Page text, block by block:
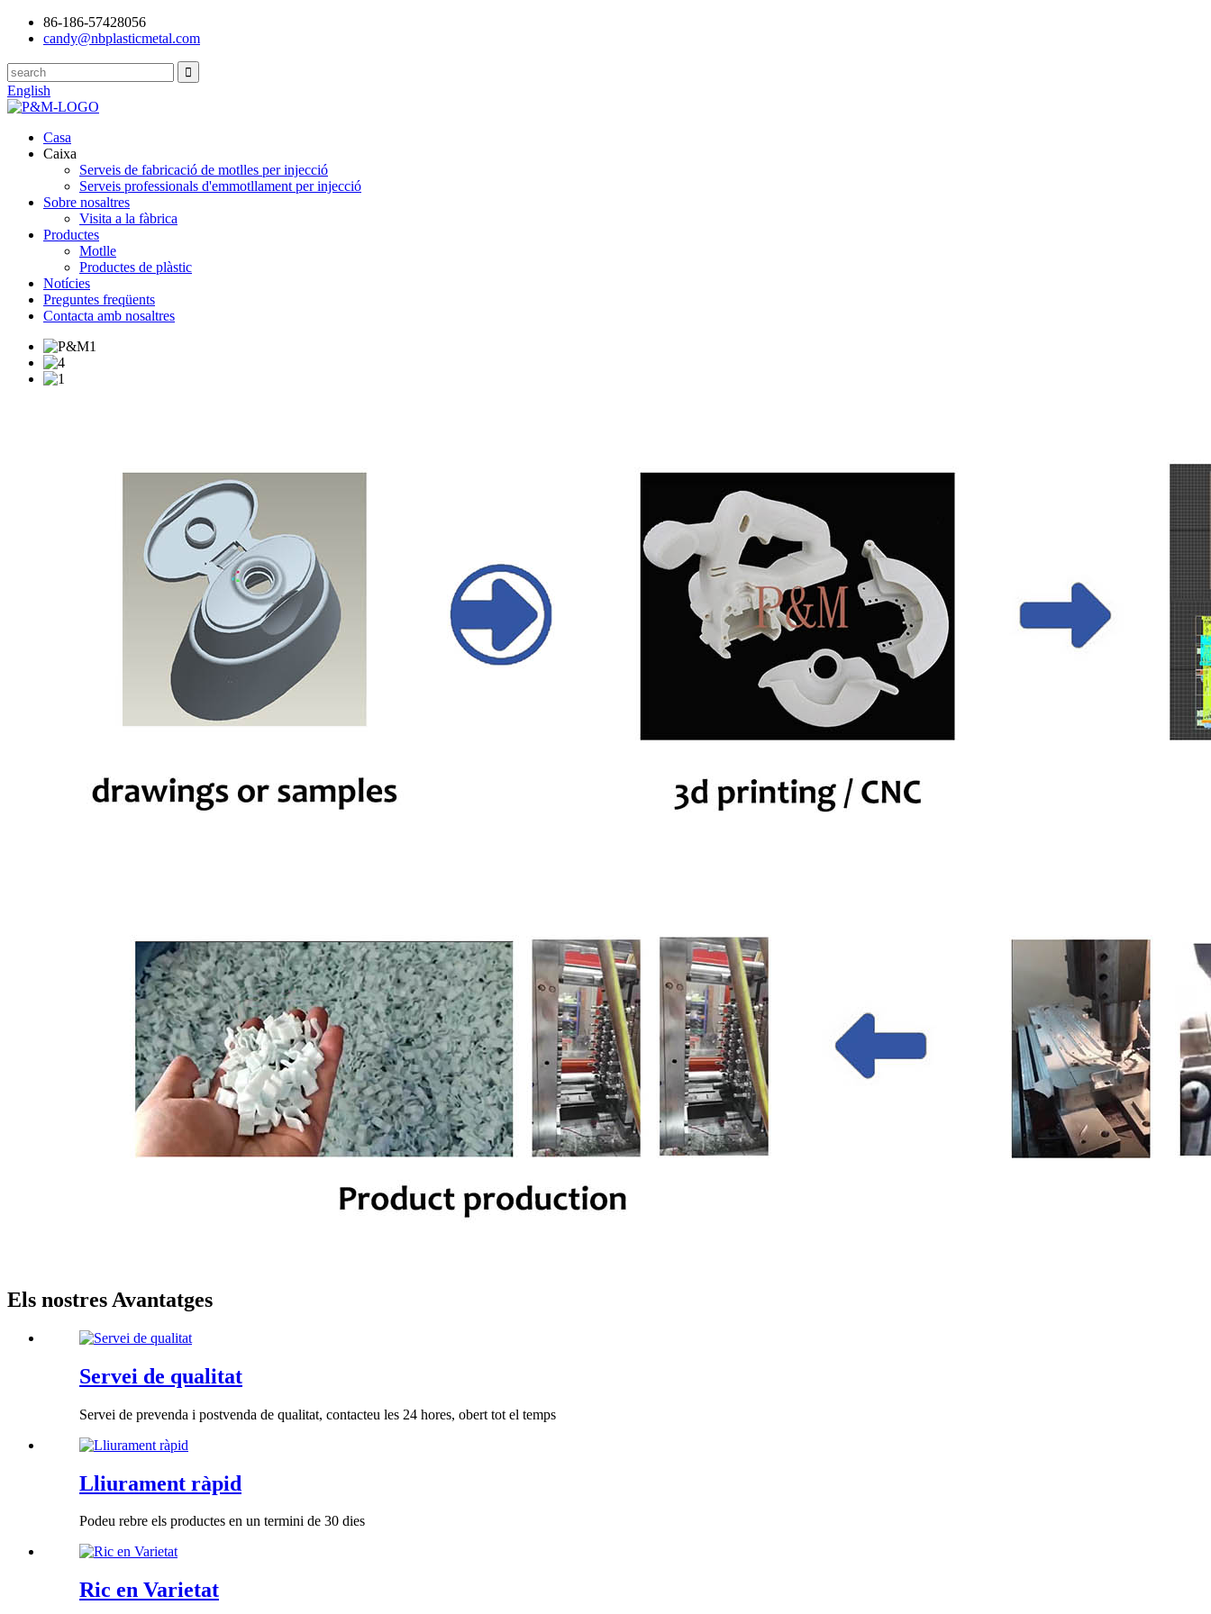
86-186-57428056
candy@nbplasticmetal.com
English
Casa
Caixa
Serveis de fabricació de motlles per injecció
Serveis professionals d'emmotllament per injecció
Sobre nosaltres
Visita a la fàbrica
Productes
Motlle
Productes de plàstic
Notícies
Preguntes freqüents
Contacta amb nosaltres
Els nostres Avantatges
Servei de qualitat
Servei de prevenda i postvenda de qualitat, contacteu les 24 hores, obert tot el temps
Lliurament ràpid
Podeu rebre els productes en un termini de 30 dies
Ric en Varietat